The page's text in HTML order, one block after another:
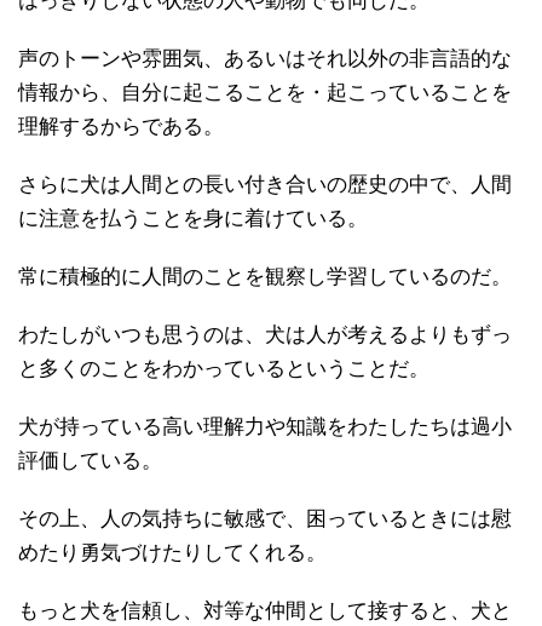
声のトーンや雰囲気、あるいはそれ以外の非言語的な
情報から、自分に起こることを・起こっていることを
理解するからである。
さらに犬は人間との長い付き合いの歴史の中で、人間
に注意を払うことを身に着けている。
常に積極的に人間のことを観察し学習しているのだ。
わたしがいつも思うのは、犬は人が考えるよりもずっ
と多くのことをわかっているということだ。
犬が持っている高い理解力や知識をわたしたちは過小
評価している。
その上、人の気持ちに敏感で、困っているときには慰
めたり勇気づけたりしてくれる。
もっと犬を信頼し、対等な仲間として接すると、犬と